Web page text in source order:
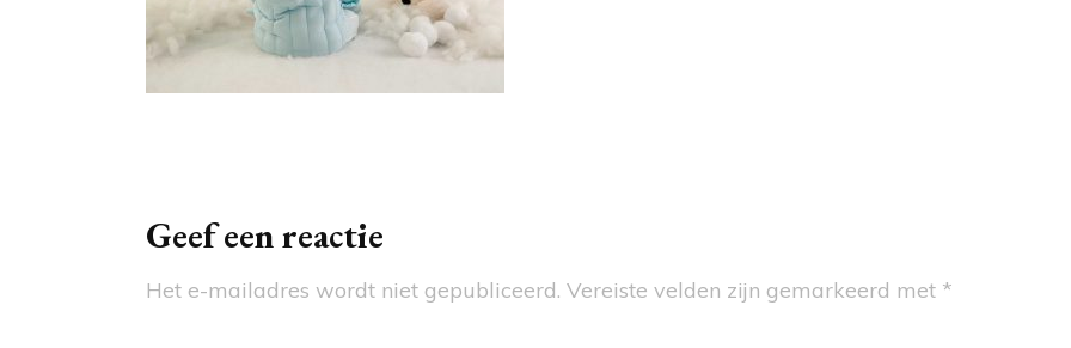
SCHOENEN
Geef een reactie
Het e-mailadres wordt niet gepubliceerd. Vereiste velden zijn gemarkeerd met *